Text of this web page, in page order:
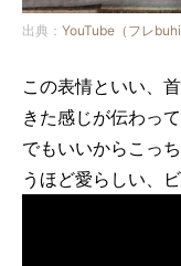
出典： YouTube（フレ
この表情といい、
きた感じが伝わっ
でもいいからこっ
うほど愛らしい、